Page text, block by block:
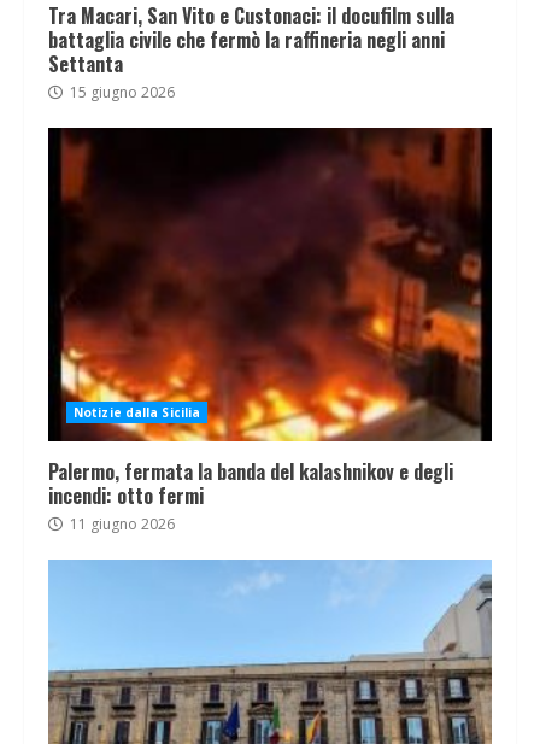
Tra Macari, San Vito e Custonaci: il docufilm sulla
battaglia civile che fermò la raffineria negli anni
Settanta
15 giugno 2026
Notizie dalla Sicilia
Palermo, fermata la banda del kalashnikov e degli
incendi: otto fermi
11 giugno 2026